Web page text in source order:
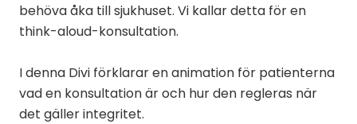
behöva åka till sjukhuset. Vi kallar detta för en
think-aloud-konsultation.
I denna Divi förklarar en animation för patienterna
vad en konsultation är och hur den regleras när
det gäller integritet.